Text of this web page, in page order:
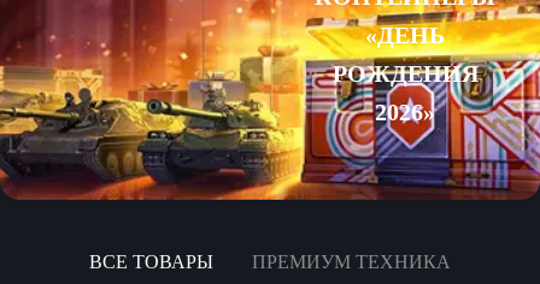
«ДЕНЬ
РОЖДЕНИЯ
2026»
ВСЕ ТОВАРЫ ПРЕМИУМ ТЕХНИКА